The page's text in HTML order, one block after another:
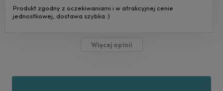
Produkt zgodny z oczekiwaniami i w atrakcyjnej cenie
jednostkowej, dostawa szybka :)
Więcej opinii